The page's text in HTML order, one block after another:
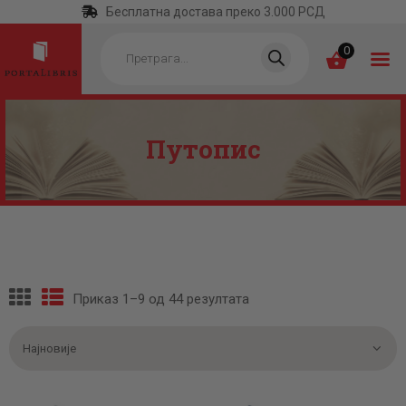
Бесплатна достава преко 3.000 РСД
search 0
Путопис
ПОЧЕТНА
КАТЕГОРИЈЕ
ОТРГНУТО ОД
ЗАБОРАВА
Приказ 1–9 од 44 резултата